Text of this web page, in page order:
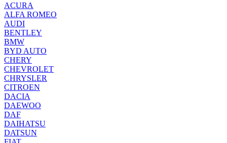
ACURA
ALFA ROMEO
AUDI
BENTLEY
BMW
BYD AUTO
CHERY
CHEVROLET
CHRYSLER
CITROEN
DACIA
DAEWOO
DAF
DAIHATSU
DATSUN